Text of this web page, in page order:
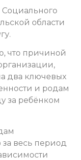
области
что причиной
два ключевых
и родам
за ребёнком
весь период